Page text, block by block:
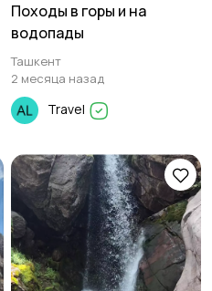
Походы в горы и на
водопады
Ташкент
2 месяца назад
Travel